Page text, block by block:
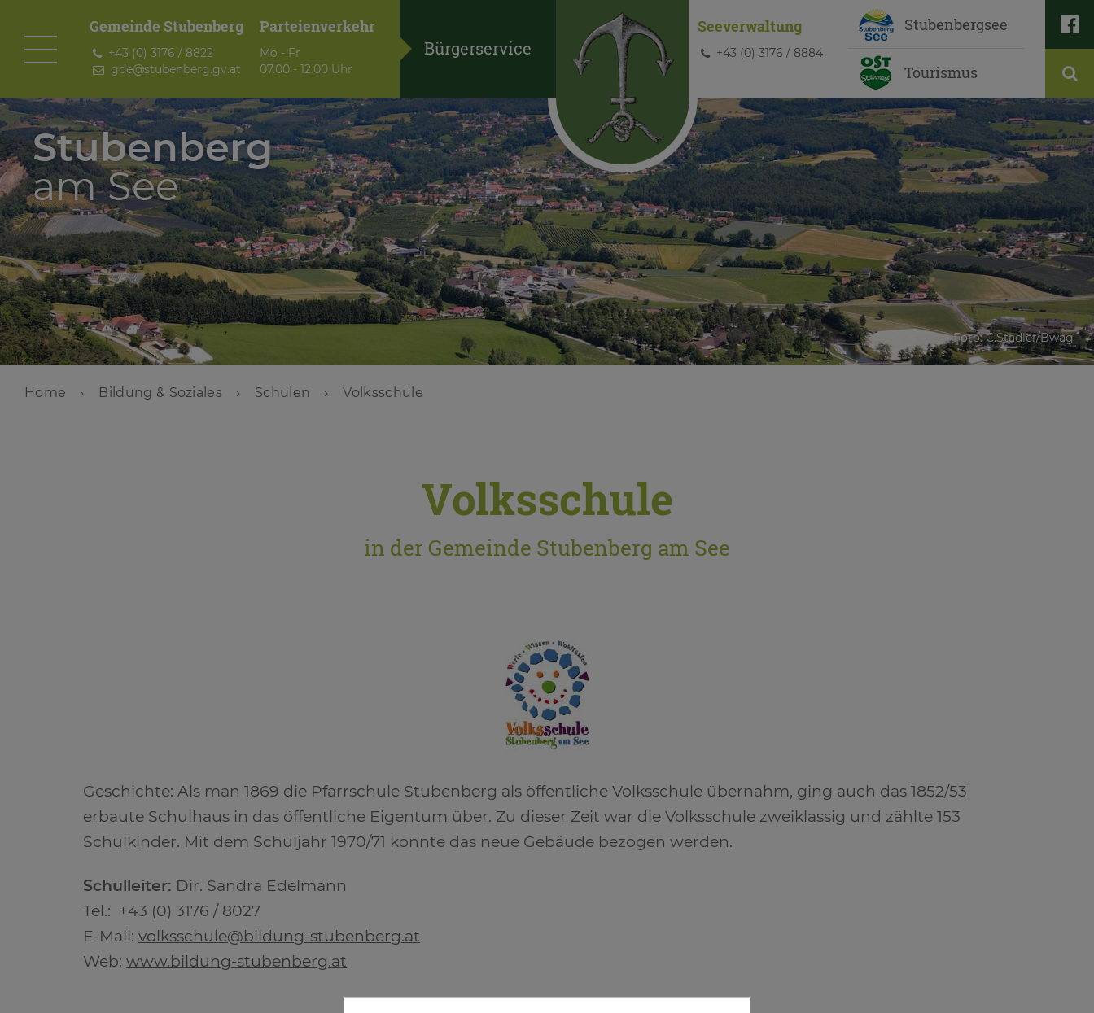
Foto: C.Stadler/Bwag
Stubenberg
am See
Gemeinde Stubenberg
+43 (0) 3176 / 8822
gde@stubenberg.gv.at
Parteienverkehr
Mo - Fr
07.00 - 12.00 Uhr
Bürgerservice
Seeverwaltung
+43 (0) 3176 / 8884
Stubenbergsee
Tourismus

Home Bildung & Soziales Schulen Volksschule
Volksschule
in der Gemeinde Stubenberg am See
Geschichte: Als man 1869 die Pfarrschule Stubenberg als öffentliche Volksschule übernahm, ging auch das 1852/53
erbaute Schulhaus in das öffentliche Eigentum über. Zu dieser Zeit war die Volksschule zweiklassig und zählte 153
Schulkinder. Mit dem Schuljahr 1970/71 konnte das neue Gebäude bezogen werden.
Schulleiter: Dir. Sandra Edelmann
Tel.: +43 (0) 3176 / 8027
E-Mail: volksschule@bildung-stubenberg.at
Web: www.bildung-stubenberg.at